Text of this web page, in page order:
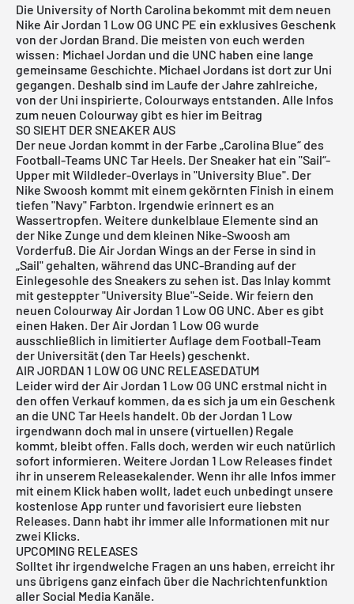
Die University of North Carolina bekommt mit dem neuen
Nike Air Jordan 1 Low OG UNC PE ein exklusives Geschenk
von der Jordan Brand. Die meisten von euch werden
wissen: Michael Jordan und die UNC haben eine lange
gemeinsame Geschichte. Michael Jordans ist dort zur Uni
gegangen. Deshalb sind im Laufe der Jahre zahlreiche,
von der Uni inspirierte, Colourways entstanden. Alle Infos
zum neuen Colourway gibt es hier im Beitrag
SO SIEHT DER SNEAKER AUS
Der neue Jordan kommt in der Farbe „Carolina Blue“ des
Football-Teams UNC Tar Heels. Der Sneaker hat ein "Sail“-
Upper mit Wildleder-Overlays in "University Blue". Der
Nike Swoosh kommt mit einem gekörnten Finish in einem
tiefen "Navy" Farbton. Irgendwie erinnert es an
Wassertropfen. Weitere dunkelblaue Elemente sind an
der Nike Zunge und dem kleinen Nike-Swoosh am
Vorderfuß. Die Air Jordan Wings an der Ferse in sind in
„Sail" gehalten, während das UNC-Branding auf der
Einlegesohle des Sneakers zu sehen ist. Das Inlay kommt
mit gesteppter "University Blue"-Seide. Wir feiern den
neuen Colourway Air Jordan 1 Low OG UNC. Aber es gibt
einen Haken. Der Air Jordan 1 Low OG wurde
ausschließlich in limitierter Auflage dem Football-Team
der Universität (den Tar Heels) geschenkt.
AIR JORDAN 1 LOW OG UNC RELEASEDATUM
Leider wird der Air Jordan 1 Low OG UNC erstmal nicht in
den offen Verkauf kommen, da es sich ja um ein Geschenk
an die UNC Tar Heels handelt. Ob derJordan 1 Low
irgendwann doch mal in unsere (virtuellen) Regale
kommt, bleibt offen. Falls doch, werden wir euch natürlich
sofort informieren. Weitere Jordan 1 Low Releases findet
ihr in unserem Releasekalender. Wenn ihr alle Infos immer
mit einem Klick haben wollt, ladet euch unbedingt unsere
kostenlose App runter und favorisiert eure liebsten
Releases. Dann habt ihr immer alle Informationen mit nur
zwei Klicks.
UPCOMING RELEASES
Solltet ihr irgendwelche Fragen an uns haben, erreicht ihr
uns übrigens ganz einfach über die Nachrichtenfunktion
aller Social Media Kanäle.